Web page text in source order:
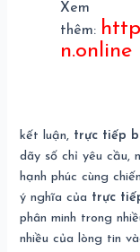
Xem
thêm:
n.online
kết luận, trực tiếp
dãy số chỉ yêu cầu,
hạnh phúc cùng
ý nghĩa của trực
phân minh trong
nhiều của lòng tin